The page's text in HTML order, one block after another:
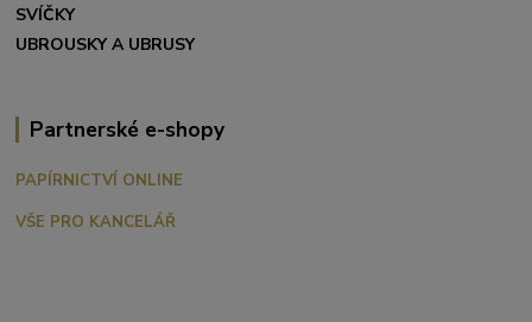
SVÍČKY
UBROUSKY A UBRUSY
Partnerské e-shopy
PAPÍRNICTVÍ ONLINE
VŠE PRO KANCELÁŘ